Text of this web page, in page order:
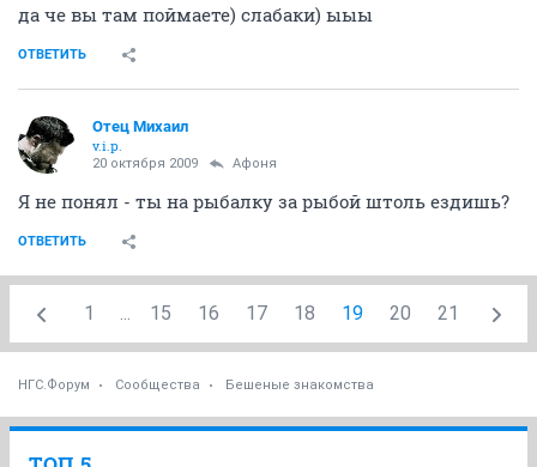
да че вы там поймаете) слабаки) ыыы
ОТВЕТИТЬ
Отец Михаил
v.i.p.
20 октября 2009 Aфоня
Я не понял - ты на рыбалку за рыбой штоль ездишь?
ОТВЕТИТЬ
1 ... 15 16 17 18 19 20 21
НГС.Форум Сообщества Бешеные знакомства